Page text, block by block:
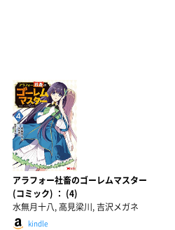
アラフォー社畜のゴーレムマスター
(コミック) ： (4)
水無月十八, 高見梁川, 吉沢メガネ
kindle